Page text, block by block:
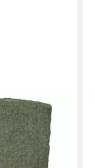
aus